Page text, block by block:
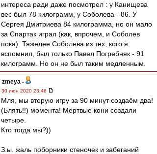
интереса ради даже посмотрел : у Канищева
вес был 78 килограмм, у Соболева - 86. У
Сергея Дмитриева 84 килограмма, но он мало
за Спартак играл (как, впрочем, и Соболев
пока). Тяжелее Соболева из тех, кого я
вспомнил, был только Павел Погребняк - 91
килограмм. Но он не был таким медленным.
zmeya -
30 июн 2020 23:46
Мля, мы вторую игру за 90 минут создаём два!
(Блять!!) момента! Мертвые кони создали
четыре.
Кто тогда мы?))
З.ы. жаль поборники стеночек и забеганий